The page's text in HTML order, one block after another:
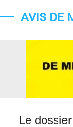
AVIS DE
Le